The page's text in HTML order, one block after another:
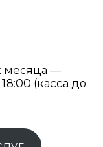
месяца —
(касса до